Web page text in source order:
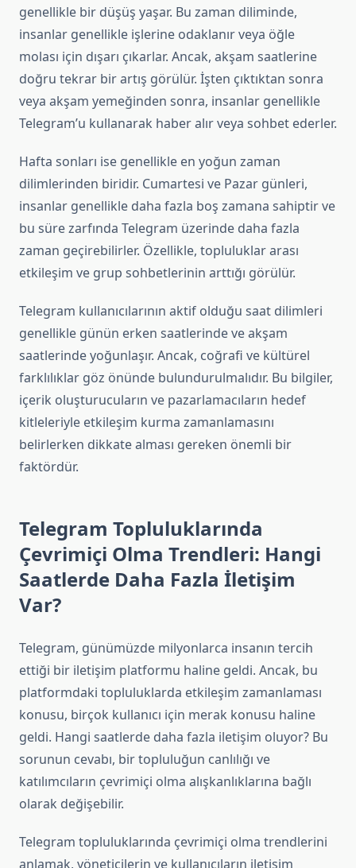
genellikle bir düşüş yaşar. Bu zaman diliminde,
insanlar genellikle işlerine odaklanır veya öğle
molası için dışarı çıkarlar. Ancak, akşam saatlerine
doğru tekrar bir artış görülür. İşten çıktıktan sonra
veya akşam yemeğinden sonra, insanlar genellikle
Telegram’u kullanarak haber alır veya sohbet ederler.
Hafta sonları ise genellikle en yoğun zaman
dilimlerinden biridir. Cumartesi ve Pazar günleri,
insanlar genellikle daha fazla boş zamana sahiptir ve
bu süre zarfında Telegram üzerinde daha fazla
zaman geçirebilirler. Özellikle, topluluklar arası
etkileşim ve grup sohbetlerinin arttığı görülür.
Telegram kullanıcılarının aktif olduğu saat dilimleri
genellikle günün erken saatlerinde ve akşam
saatlerinde yoğunlaşır. Ancak, coğrafi ve kültürel
farklılıklar göz önünde bulundurulmalıdır. Bu bilgiler,
içerik oluşturucuların ve pazarlamacıların hedef
kitleleriyle etkileşim kurma zamanlamasını
belirlerken dikkate alması gereken önemli bir
faktördür.
Telegram Topluluklarında
Çevrimiçi Olma Trendleri: Hangi
Saatlerde Daha Fazla İletişim
Var?
Telegram, günümüzde milyonlarca insanın tercih
ettiği bir iletişim platformu haline geldi. Ancak, bu
platformdaki topluluklarda etkileşim zamanlaması
konusu, birçok kullanıcı için merak konusu haline
geldi. Hangi saatlerde daha fazla iletişim oluyor? Bu
sorunun cevabı, bir topluluğun canlılığı ve
katılımcıların çevrimiçi olma alışkanlıklarına bağlı
olarak değişebilir.
Telegram topluluklarında çevrimiçi olma trendlerini
anlamak, yöneticilerin ve kullanıcıların iletişim